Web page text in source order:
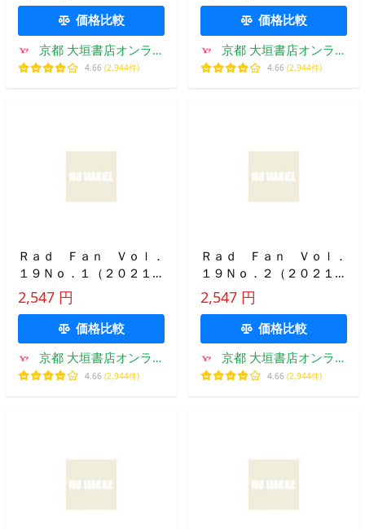
価格比較
京都 大垣書店オンライ
ン
4.66 (2,944件)
価格比較
京都 大垣書店オンライ
ン
4.66 (2,944件)
Ｒａｄ Ｆａｎ Ｖｏｌ．
１９Ｎｏ．１（２０２１Ｊ
ＡＮＵＡＲＹ）
2,547 円
価格比較
京都 大垣書店オンライ
ン
4.66 (2,944件)
Ｒａｄ Ｆａｎ Ｖｏｌ．
１９Ｎｏ．２（２０２１Ｆ
ＥＢＲＵＡＲＹ）
2,547 円
価格比較
京都 大垣書店オンライ
ン
4.66 (2,944件)